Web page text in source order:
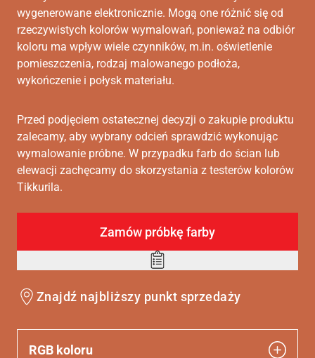
wygenerowane elektronicznie. Mogą one różnić się od
rzeczywistych kolorów wymalowań, ponieważ na odbiór
koloru ma wpływ wiele czynników, m.in. oświetlenie
pomieszczenia, rodzaj malowanego podłoża,
wykończenie i połysk materiału.
Przed podjęciem ostatecznej decyzji o zakupie produktu
zalecamy, aby wybrany odcień sprawdzić wykonując
wymalowanie próbne. W przypadku farb do ścian lub
elewacji zachęcamy do skorzystania z testerów kolorów
Tikkurila.
Zamów próbkę farby
Add
wishlist
Znajdź najbliższy punkt sprzedaży
RGB koloru